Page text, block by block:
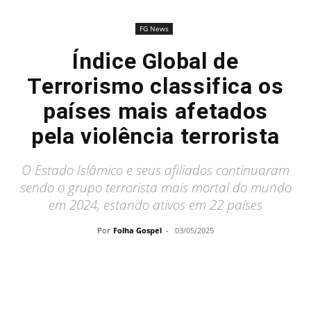
FG News
Índice Global de
Terrorismo classifica os
países mais afetados
pela violência terrorista
O Estado Islâmico e seus afiliados continuaram
sendo o grupo terrorista mais mortal do mundo
em 2024, estando ativos em 22 países
Por Folha Gospel - 03/05/2025